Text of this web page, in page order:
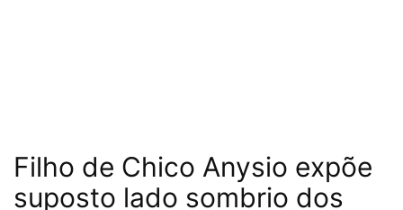
Filho de Chico Anysio expõe
suposto lado sombrio dos